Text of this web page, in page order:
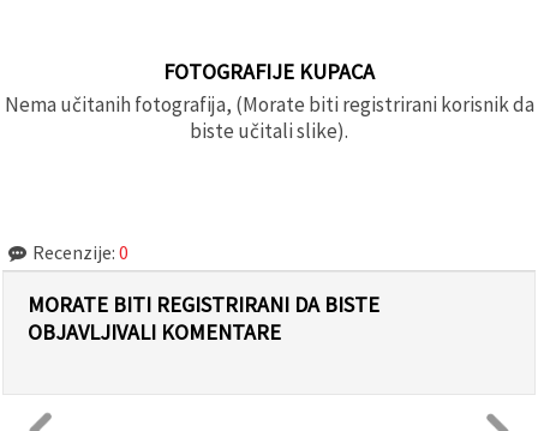
FOTOGRAFIJE KUPACA
Nema učitanih fotografija, (Morate biti registrirani korisnik da
biste učitali slike).
Recenzije: 0
MORATE BITI REGISTRIRANI DA BISTE
OBJAVLJIVALI KOMENTARE